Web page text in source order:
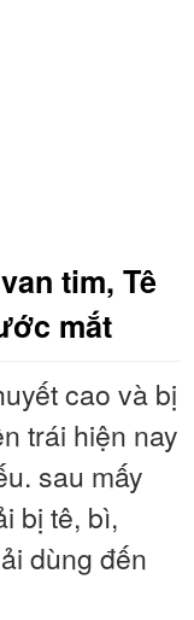
tim, Tê
mắt
cao và bị
trái hiện nay
sau mấy
bị tê, bì,
dùng đến